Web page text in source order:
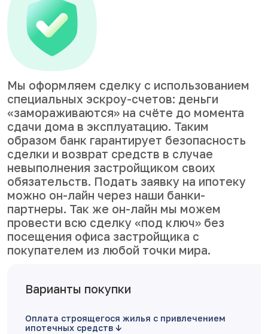
Мы оформляем сделку с использованием
специальных эскроу-счетов: деньги
«замораживаются» на счёте до момента
сдачи дома в эксплуатацию. Таким
образом банк гарантирует безопасность
сделки и возврат средств в случае
невыполнения застройщиком своих
обязательств. Подать заявку на ипотеку
можно он-лайн через наши банки-
партнеры. Так же он-лайн мы можем
провести всю сделку «под ключ» без
посещения офиса застройщика с
покупателем из любой точки мира.
Варианты покупки
Оплата строящегося жилья с привлечением
ипотечных средств